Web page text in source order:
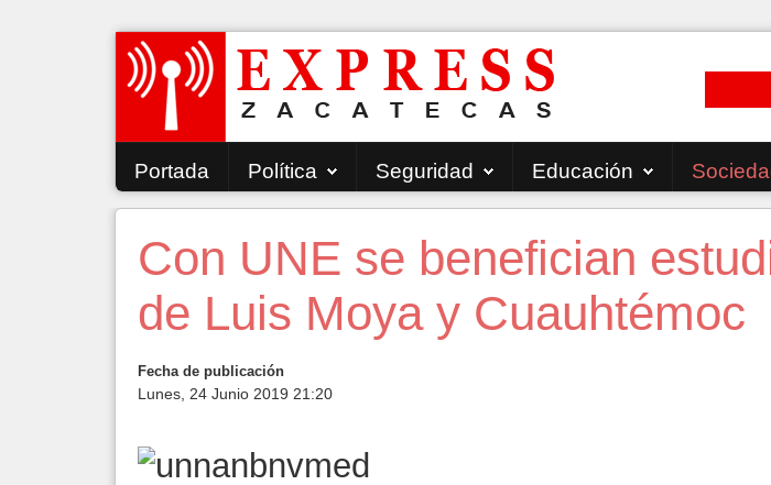
Portada Política Seguridad Educación
Con UNE se benefician
de Luis Moya y Cuauhtémoc
Fecha de publicación
Lunes, 24 Junio 2019 21:20